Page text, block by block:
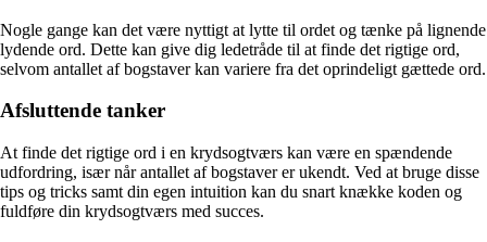
Nogle gange kan det være nyttigt at lytte til ordet og tænke på lignende
lydende ord. Dette kan give dig ledetråde til at finde det rigtige ord,
selvom antallet af bogstaver kan variere fra det oprindeligt gættede ord.
Afsluttende tanker
At finde det rigtige ord i en krydsogtværs kan være en spændende
udfordring, især når antallet af bogstaver er ukendt. Ved at bruge disse
tips og tricks samt din egen intuition kan du snart knække koden og
fuldføre din krydsogtværs med succes.